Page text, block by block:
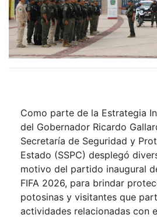
Como parte de la Estrategia
del Gobernador Ricardo
Secretaría de Seguridad y
Estado (SSPC) desplegó
motivo del partido inaugural
FIFA 2026, para brindar
potosinas y visitantes que
actividades relacionadas con